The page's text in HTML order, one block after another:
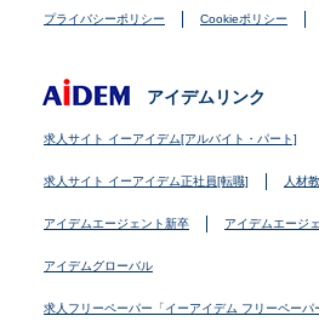
プライバシーポリシー Cookieポリシー
アイデムリンク
求人サイト イーアイデム[アルバイト・パート]
求人サイト イーアイデム正社員[転職] 人材
アイデムエージェント新卒 アイデムエージ
アイデムグローバル
求人フリーペーパー「イーアイデム フリーペーパ